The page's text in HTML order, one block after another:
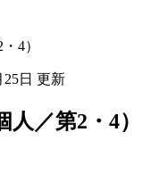
4）
25日 更新
／第2・4）